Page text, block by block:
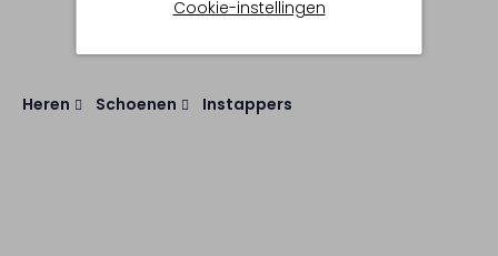
Cookie-instellingen
Heren Schoenen Instappers